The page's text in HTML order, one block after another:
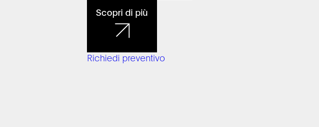
Scopri di più
Richiedi preventivo